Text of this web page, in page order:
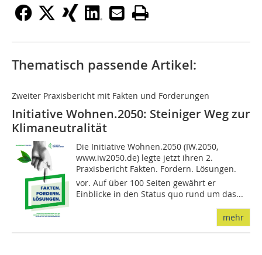
Thematisch passende Artikel:
Zweiter Praxisbericht mit Fakten und Forderungen
Initiative Wohnen.2050: Steiniger Weg zur
Klimaneutralität
Die Initiative Wohnen.2050 (IW.2050,
www.iw2050.de) legte jetzt ihren 2.
Praxisbericht Fakten. Fordern. Lösungen.
vor. Auf über 100 Seiten gewährt er
Einblicke in den Status quo rund um das...
mehr